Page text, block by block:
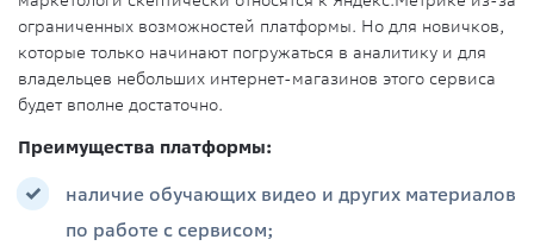
ограниченных возможностей платформы. Но для новичков,
которые только начинают погружаться в аналитику и для
владельцев небольших интернет-магазинов этого сервиса
будет вполне достаточно.
Преимущества платформы:
наличие обучающих видео и других материалов
по работе с сервисом;